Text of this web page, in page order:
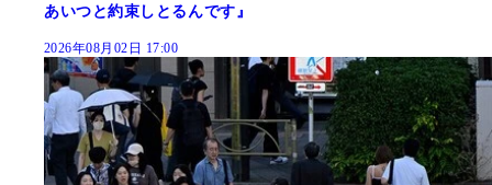
あいつと約束しとるんです』
2026年08月02日 17:00